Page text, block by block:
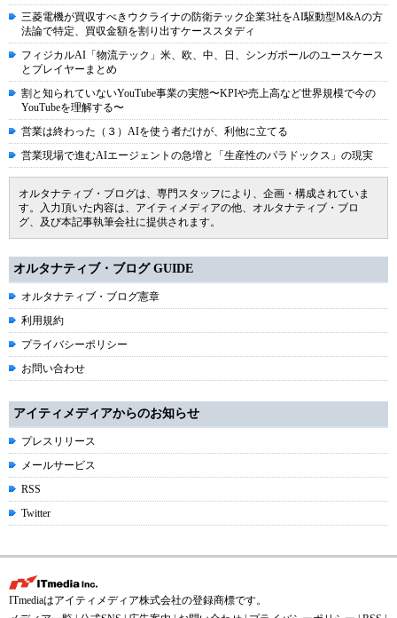
三菱電機が買収すべきウクライナの防衛テック企業3社をAI駆動型M&Aの方
法論で特定、買収金額を割り出すケーススタディ
フィジカルAI「物流テック」米、欧、中、日、シンガポールのユースケース
とプレイヤーまとめ
割と知られていないYouTube事業の実態〜KPIや売上高など世界規模で今の
YouTubeを理解する〜
営業は終わった（３）AIを使う者だけが、利他に立てる
営業現場で進むAIエージェントの急増と「生産性のパラドックス」の現実
オルタナティブ・ブログは、専門スタッフにより、企画・構成されていま
す。入力頂いた内容は、アイティメディアの他、オルタナティブ・ブロ
グ、及び本記事執筆会社に提供されます。
オルタナティブ・ブログ GUIDE
オルタナティブ・ブログ憲章
利用規約
プライバシーポリシー
お問い合わせ
アイティメディアからのお知らせ
プレスリリース
メールサービス
RSS
Twitter
ITmediaはアイティメディア株式会社の登録商標です。